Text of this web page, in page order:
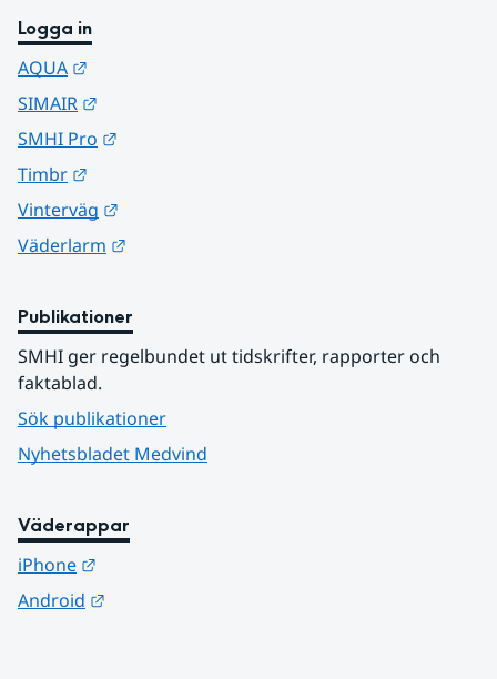
Logga in
AQUA
SIMAIR
SMHI Pro
Timbr
Vinterväg
Väderlarm
Publikationer
SMHI ger regelbundet ut tidskrifter, rapporter och
faktablad.
Sök publikationer
Nyhetsbladet Medvind
Väderappar
iPhone
Android